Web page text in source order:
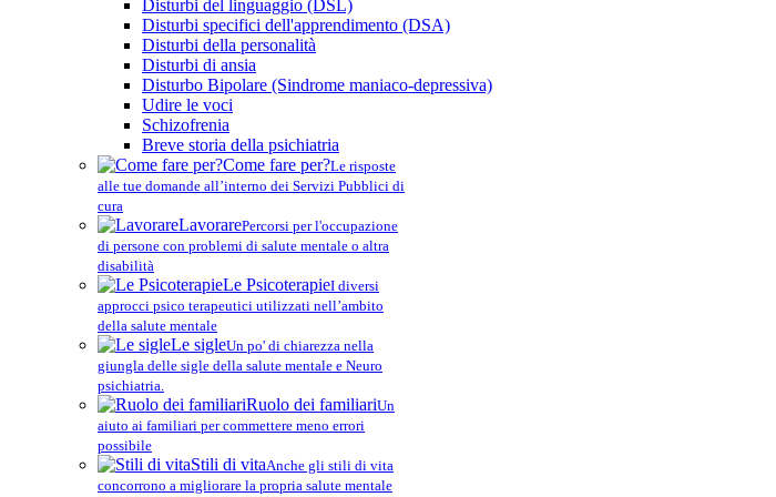
Disturbi del linguaggio (DSL)
Disturbi specifici dell'apprendimento (DSA)
Disturbi della personalità
Disturbi di ansia
Disturbo Bipolare (Sindrome maniaco-depressiva)
Udire le voci
Schizofrenia
Breve storia della psichiatria
Come fare per?Le risposte
alle tue domande all’interno dei Servizi Pubblici di
cura
LavorarePercorsi per l'occupazione
di persone con problemi di salute mentale o altra
disabilità
Le PsicoterapieI diversi
approcci psico terapeutici utilizzati nell’ambito
della salute mentale
Le sigleUn po' di chiarezza nella
giungla delle sigle della salute mentale e Neuro
psichiatria.
Ruolo dei familiariUn
aiuto ai familiari per commettere meno errori
possibile
Stili di vitaAnche gli stili di vita
concorrono a migliorare la propria salute mentale